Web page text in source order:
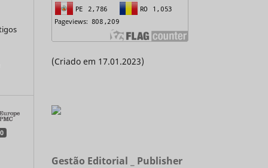
0
(Criado em 17.01.2023)
Gestão Editorial _ Publisher